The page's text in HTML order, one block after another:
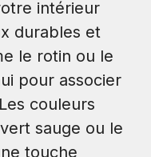
intérieur
durables et
le rotin ou le
pour associer
couleurs
sauge ou le
touche